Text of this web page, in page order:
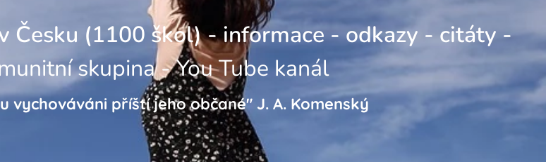
Česku (1100 škol) - informace - odkazy - citáty -
skupina - You Tube kanál
vychováváni příští jeho občané" J. A. Komenský